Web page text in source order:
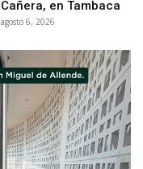
Cañera, en Tambaca
agosto 6, 2026